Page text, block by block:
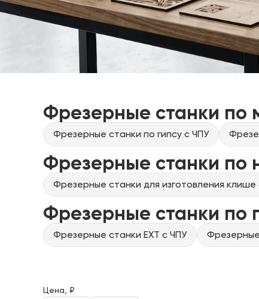
Фрезерные станки по
Фрезерные станки по гипсу с ЧПУ
Фрезерные станки по
Фрезерные станки для изготовления клише
Фрезерные станки по
Фрезерные станки EXT с ЧПУ
Цена, ₽